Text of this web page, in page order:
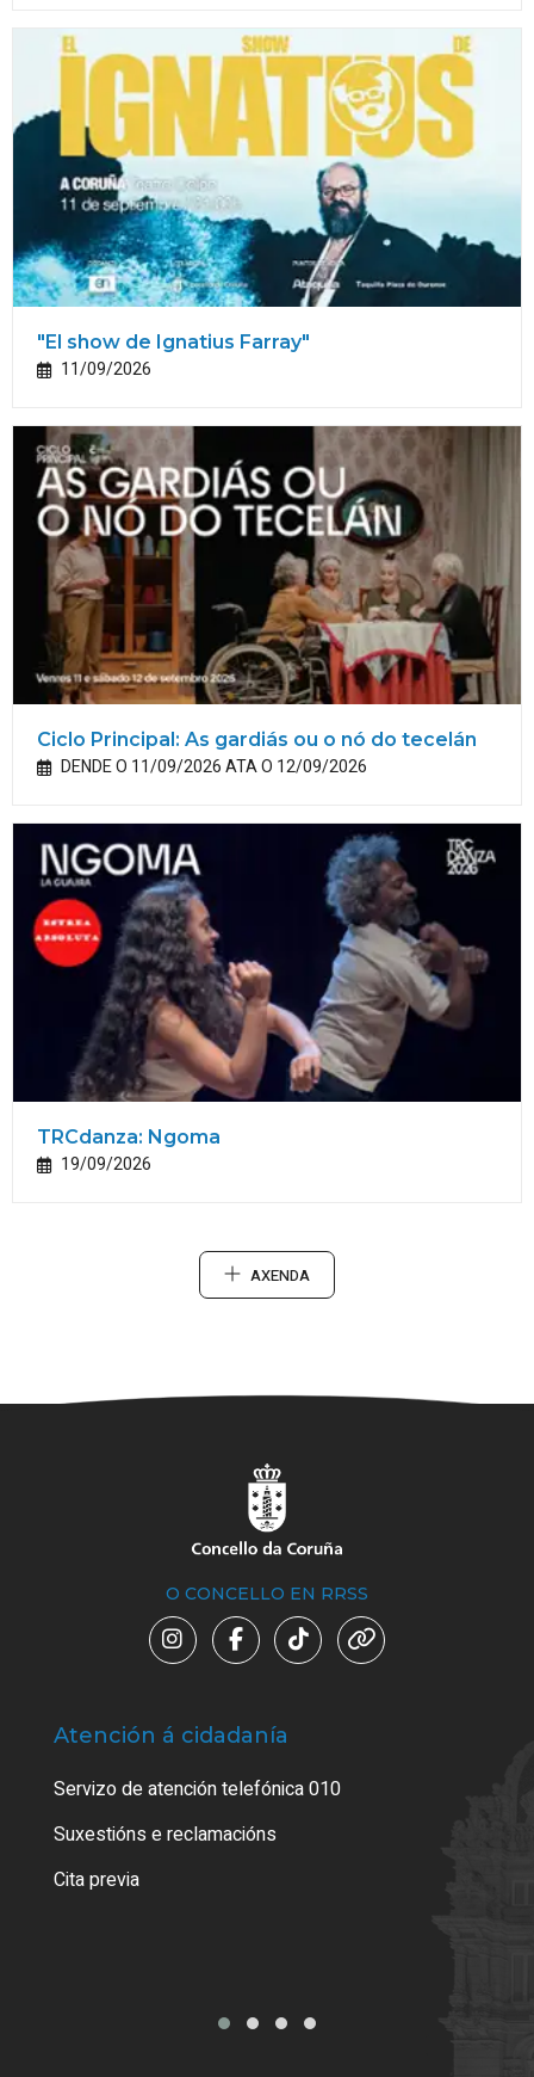
"El show de Ignatius Farray"
11/09/2026
Ciclo Principal: As gardiás ou o nó do tecelán
DENDE O 11/09/2026 ATA O 12/09/2026
TRCdanza: Ngoma
19/09/2026
AXENDA
O CONCELLO EN RRSS
Atención á cidadanía
Servizo de atención telefónica 010
Suxestións e reclamacións
Cita previa